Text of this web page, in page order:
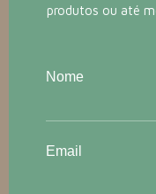
produtos ou até
Nome
Email